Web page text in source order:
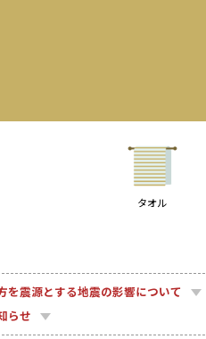
タオル
を震源とする地震の影響について
らせ